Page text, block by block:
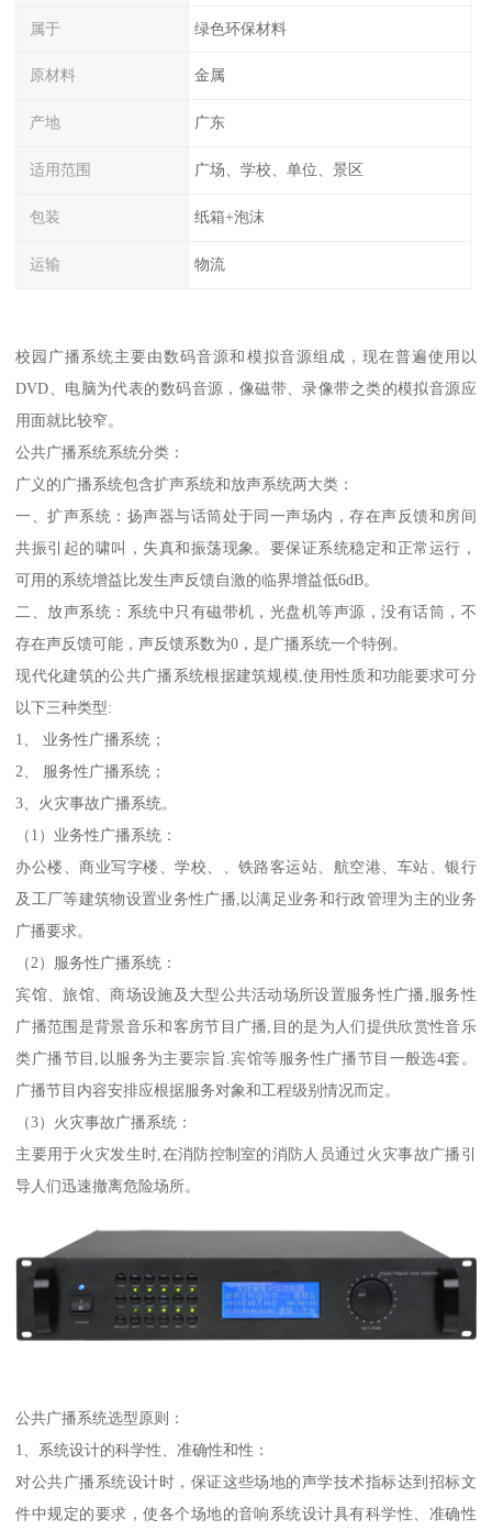
属于 绿色环保材料
原材料 金属
产地 广东
适用范围 广场、学校、单位、景区
包装 纸箱+泡沫
运输 物流
校园广播系统主要由数码音源和模拟音源组成，现在普遍使用以
DVD、电脑为代表的数码音源，像磁带、录像带之类的模拟音源应
用面就比较窄。
公共广播系统系统分类：
广义的广播系统包含扩声系统和放声系统两大类：
一、扩声系统：扬声器与话筒处于同一声场内，存在声反馈和房间
共振引起的啸叫，失真和振荡现象。要保证系统稳定和正常运行，
可用的系统增益比发生声反馈自激的临界增益低6dB。
二、放声系统：系统中只有磁带机，光盘机等声源，没有话筒，不
存在声反馈可能，声反馈系数为0，是广播系统一个特例。
现代化建筑的公共广播系统根据建筑规模,使用性质和功能要求可分
以下三种类型:
1、 业务性广播系统；
2、 服务性广播系统；
3、火灾事故广播系统。
（1）业务性广播系统：
办公楼、商业写字楼、学校、、铁路客运站、航空港、车站、银行
及工厂等建筑物设置业务性广播,以满足业务和行政管理为主的业务
广播要求。
（2）服务性广播系统：
宾馆、旅馆、商场设施及大型公共活动场所设置服务性广播,服务性
广播范围是背景音乐和客房节目广播,目的是为人们提供欣赏性音乐
类广播节目,以服务为主要宗旨.宾馆等服务性广播节目一般选4套。
广播节目内容安排应根据服务对象和工程级别情况而定。
（3）火灾事故广播系统：
主要用于火灾发生时,在消防控制室的消防人员通过火灾事故广播引
导人们迅速撤离危险场所。
公共广播系统选型原则：
1、系统设计的科学性、准确性和性：
对公共广播系统设计时，保证这些场地的声学技术指标达到招标文
件中规定的要求，使各个场地的音响系统设计具有科学性、准确性